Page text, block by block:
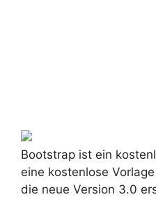
Bootstrap ist ein
eine kostenlose
die neue Version 3.0